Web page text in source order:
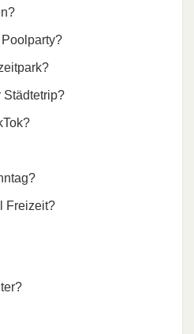
Städtetrip?
Freizeit?